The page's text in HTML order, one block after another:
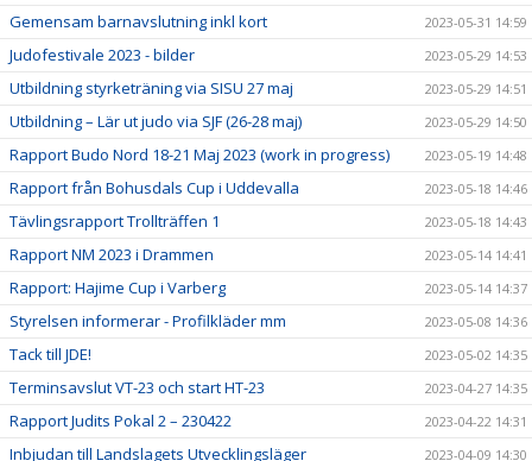
Gemensam barnavslutning inkl kort 2023-05-31 14:59
Judofestivale 2023 - bilder 2023-05-29 14:53
Utbildning styrketräning via SISU 27 maj 2023-05-29 14:51
Utbildning – Lär ut judo via SJF (26-28 maj) 2023-05-29 14:50
Rapport Budo Nord 18-21 Maj 2023 (work in progress) 2023-05-19 14:48
Rapport från Bohusdals Cup i Uddevalla 2023-05-18 14:46
Tävlingsrapport Trollträffen 1 2023-05-18 14:43
Rapport NM 2023 i Drammen 2023-05-14 14:41
Rapport: Hajime Cup i Varberg 2023-05-14 14:37
Styrelsen informerar - Profilkläder mm 2023-05-08 14:36
Tack till JDE! 2023-05-02 14:35
Terminsavslut VT-23 och start HT-23 2023-04-27 14:35
Rapport Judits Pokal 2 – 230422 2023-04-22 14:31
Inbjudan till Landslagets Utvecklingsläger 2023-04-09 14:30